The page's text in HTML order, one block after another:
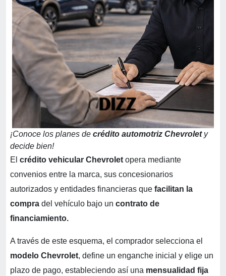
¡Conoce los planes de crédito automotriz Chevrolety
decide bien!
El crédito vehicular Chevrolet opera mediante
convenios entre la marca, sus concesionarios
autorizados y entidades financieras que facilitan la
compra del vehículo bajo un contrato de
financiamiento.
A través de este esquema, el comprador selecciona el
modelo Chevrolet, define un enganche inicial y elige un
plazo de pago, estableciendo así una mensualidad fija